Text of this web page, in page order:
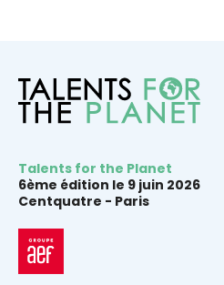
Talents for the Planet
6ème édition le 9 juin 2026
Centquatre - Paris